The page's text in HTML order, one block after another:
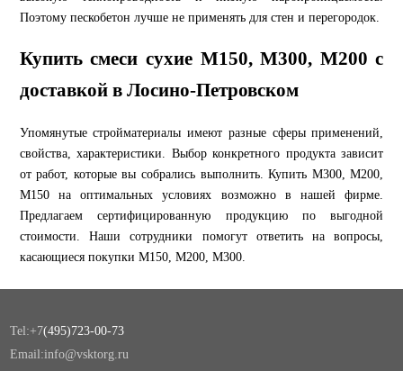
Поэтому пескобетон лучше не применять для стен и перегородок.
Купить смеси сухие М150, М300, М200 с
доставкой в Лосино-Петровском
Упомянутые стройматериалы имеют разные сферы применений,
свойства, характеристики. Выбор конкретного продукта зависит
от работ, которые вы собрались выполнить. Купить М300, М200,
М150 на оптимальных условиях возможно в нашей фирме.
Предлагаем сертифицированную продукцию по выгодной
стоимости. Наши сотрудники помогут ответить на вопросы,
касающиеся покупки М150, М200, М300.
Tel:+7(495)723-00-73
Email:info@vsktorg.ru